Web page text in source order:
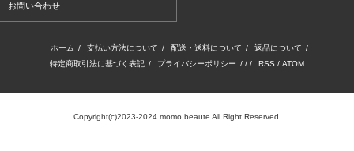
お問い合わせ
ホーム / 支払い方法について / 配送・送料について / 返品について /
特定商取引法に基づく表記 / プライバシーポリシー / / / RSS / ATOM
Copyright(c)2023-2024 momo beaute All Right Reserved.